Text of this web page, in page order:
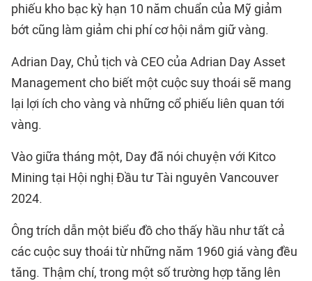
phiếu kho bạc kỳ hạn 10 năm chuẩn của Mỹ giảm
bớt cũng làm giảm chi phí cơ hội nắm giữ vàng.
Adrian Day, Chủ tịch và CEO của Adrian Day Asset
Management cho biết một cuộc suy thoái sẽ mang
lại lợi ích cho vàng và những cổ phiếu liên quan tới
vàng.
Vào giữa tháng một, Day đã nói chuyện với Kitco
Mining tại Hội nghị Đầu tư Tài nguyên Vancouver
2024.
Ông trích dẫn một biểu đồ cho thấy hầu như tất cả
các cuộc suy thoái từ những năm 1960 giá vàng đều
tăng. Thậm chí, trong một số trường hợp tăng lên